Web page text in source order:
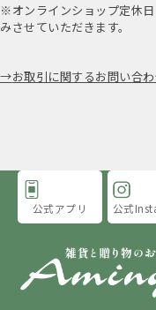
※オンラインショップ定休
みさせていただきます。
お取引に関するお問い合
公式アプリ 公式